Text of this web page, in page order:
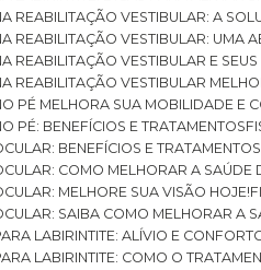
REABILITAÇÃO VESTIBULAR: A
REABILITAÇÃO VESTIBULAR:
REABILITAÇÃO VESTIBULAR E
REABILITAÇÃO VESTIBULAR
PÉ MELHORA SUA MOBILIDADE E
PÉ: BENEFÍCIOS E TRATAMENTOS
BENEFÍCIOS E
COMO MELHORAR A
MELHORE SUA VISÃO HOJE!
SAIBA COMO MELHORAR
LABIRINTITE: ALÍVIO E
LABIRINTITE: COMO O